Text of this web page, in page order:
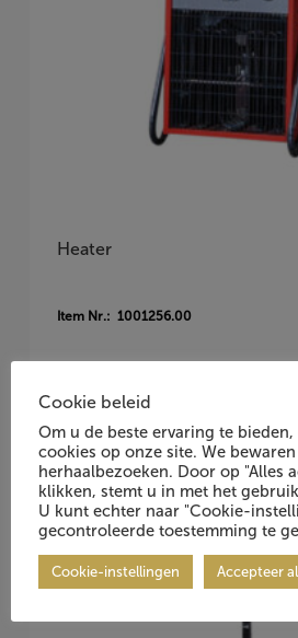
Heater
Item Nr.: 1001256.00
Vraag Vrijblijvend Aan
Cookie beleid
Om u de beste ervaring te
cookies op onze site. We
herhaalbezoeken. Door op "Alles
klikken, stemt u in met het
U kunt echter naar "Cookie-
gecontroleerde toestemming te
Cookie-instellingen Accepteer